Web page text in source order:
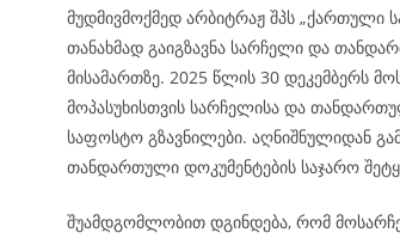
მუდმივმოქმედ არბიტრაჟ შპს „ქართული
თანახმად გაიგზავნა სარჩელი და
მისამართზე. 2025 წლის 30 დეკემბერს
მოპასუხისთვის სარჩელისა და
საფოსტო გზავნილები. აღნიშნულიდან
თანდართული დოკუმენტების საჯარო
შუამდგომლობით დგინდება, რომ